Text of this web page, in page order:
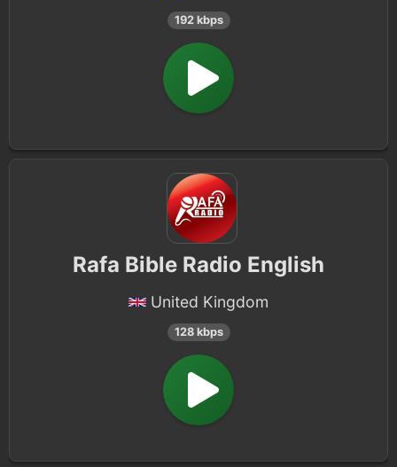
192 kbps
Rafa Bible Radio English
United Kingdom
128 kbps